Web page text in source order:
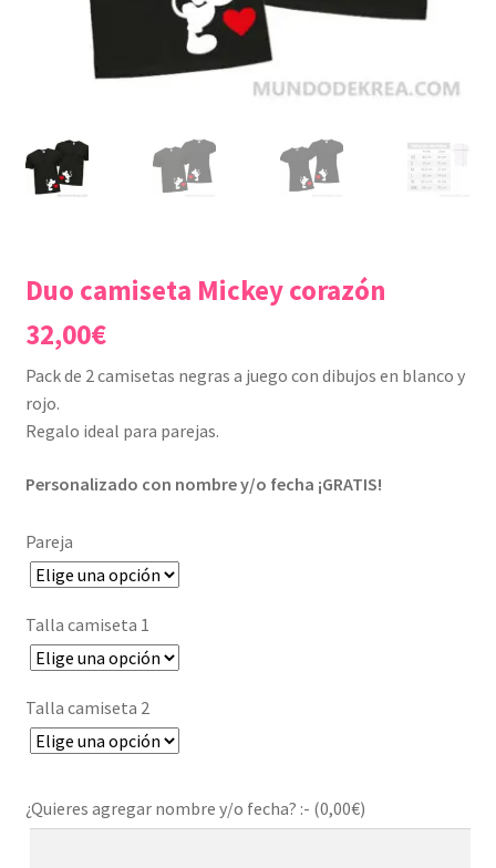
Duo camiseta Mickey corazón
32,00€
Pack de 2 camisetas negras a juego con dibujos en blanco y
rojo.
Regalo ideal para parejas.
Personalizado con nombre y/o fecha ¡GRATIS!
Pareja
Talla camiseta 1
Talla camiseta 2
¿Quieres agregar nombre y/o fecha? :- (0,00€)